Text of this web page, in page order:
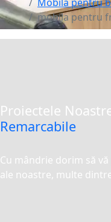
mobila pentru
Proiectele
Remarcabile
Cu mândrie dorim să
ale noastre, multe